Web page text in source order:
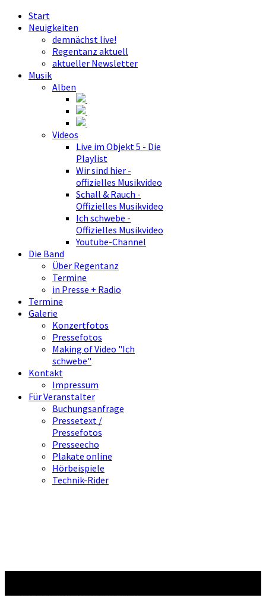
Start
Neuigkeiten
demnächst live!
Regentanz aktuell
aktueller Newsletter
Musik
Alben
Videos
Live im Objekt 5 - Die
Playlist
Wir sind hier -
offizielles Musikvideo
Schall & Rauch -
Offizielles Musikvideo
Ich schwebe -
Offizielles Musikvideo
Youtube-Channel
Die Band
Über Regentanz
Termine
in Presse + Radio
Termine
Galerie
Konzertfotos
Pressefotos
Making of Video "Ich
schwebe"
Kontakt
Impressum
Für Veranstalter
Buchungsanfrage
Pressetext /
Pressefotos
Presseecho
Plakate online
Hörbeispiele
Technik-Rider